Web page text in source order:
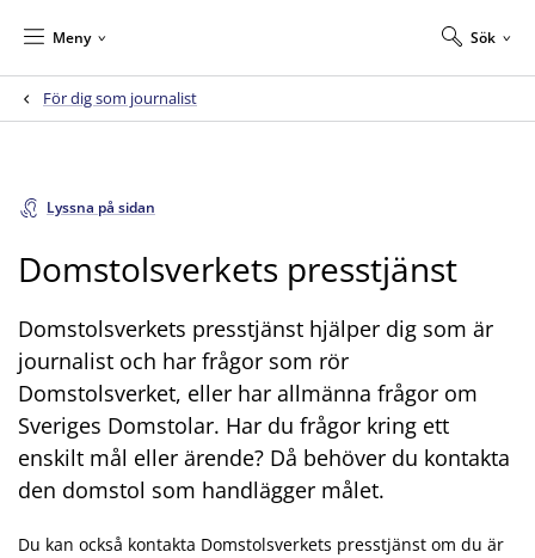
Sök
Meny
För dig som journalist
Lyssna på sidan
Domstolsverkets presstjänst
Domstolsverkets presstjänst hjälper dig som är
journalist och har frågor som rör
Domstolsverket, eller har allmänna frågor om
Sveriges Domstolar. Har du frågor kring ett
enskilt mål eller ärende? Då behöver du kontakta
den domstol som handlägger målet.
Du kan också kontakta Domstolsverkets presstjänst om du är